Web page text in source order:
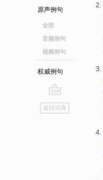
原声例句
全部
音频例句
视频例句
权威例句
go
top
返回词典